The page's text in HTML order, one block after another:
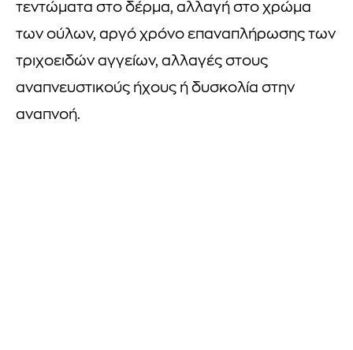
τεντώματα στο δέρμα, αλλαγή στο χρώμα
των ούλων, αργό χρόνο επαναπλήρωσης των
τριχοειδών αγγείων, αλλαγές στους
αναπνευστικούς ήχους ή δυσκολία στην
αναπνοή.